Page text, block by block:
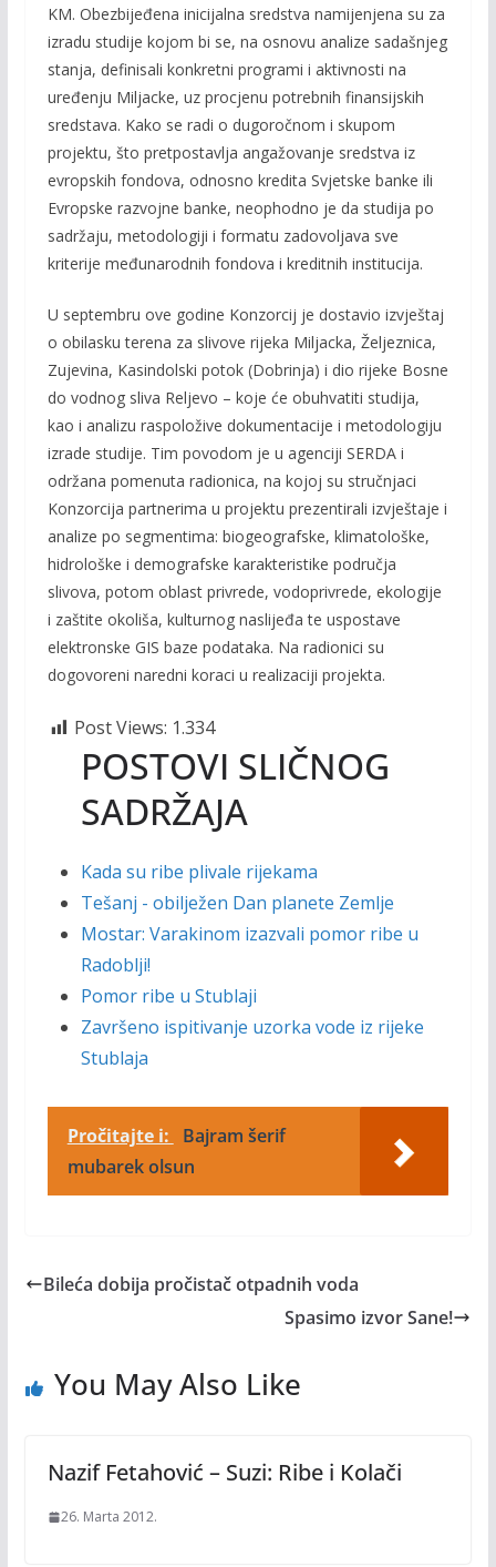
KM. Obezbijeđena inicijalna sredstva namijenjena su za
izradu studije kojom bi se, na osnovu analize sadašnjeg
stanja, definisali konkretni programi i aktivnosti na
uređenju Miljacke, uz procjenu potrebnih finansijskih
sredstava. Kako se radi o dugoročnom i skupom
projektu, što pretpostavlja angažovanje sredstva iz
evropskih fondova, odnosno kredita Svjetske banke ili
Evropske razvojne banke, neophodno je da studija po
sadržaju, metodologiji i formatu zadovoljava sve
kriterije međunarodnih fondova i kreditnih institucija.
U septembru ove godine Konzorcij je dostavio izvještaj
o obilasku terena za slivove rijeka Miljacka, Željeznica,
Zujevina, Kasindolski potok (Dobrinja) i dio rijeke Bosne
do vodnog sliva Reljevo – koje će obuhvatiti studija,
kao i analizu raspoložive dokumentacije i metodologiju
izrade studije. Tim povodom je u agenciji SERDA i
održana pomenuta radionica, na kojoj su stručnjaci
Konzorcija partnerima u projektu prezentirali izvještaje i
analize po segmentima: biogeografske, klimatološke,
hidrološke i demografske karakteristike područja
slivova, potom oblast privrede, vodoprivrede, ekologije
i zaštite okoliša, kulturnog naslijeđa te uspostave
elektronske GIS baze podataka. Na radionici su
dogovoreni naredni koraci u realizaciji projekta.
Post Views: 1.334
POSTOVI SLIČNOG
SADRŽAJA
Kada su ribe plivale rijekama
Tešanj - obilježen Dan planete Zemlje
Mostar: Varakinom izazvali pomor ribe u
Radoblji!
Pomor ribe u Stublaji
Završeno ispitivanje uzorka vode iz rijeke
Stublaja
Pročitajte i:
Bajram šerif
mubarek olsun
Bileća dobija pročistač otpadnih voda
Spasimo izvor Sane!
You May Also Like
Nazif Fetahović – Suzi: Ribe i Kolači
26. Marta 2012.